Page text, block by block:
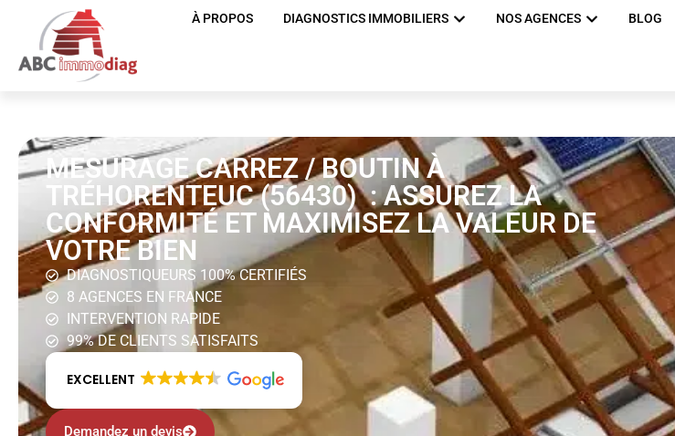
À PROPOS DIAGNOSTICS IMMOBILIERS NOS AGENCES BLOG
MESURAGE CARREZ / BOUTIN À
TRÉHORENTEUC (56430) : ASSUREZ LA
CONFORMITÉ ET MAXIMISEZ LA VALEUR DE
VOTRE BIEN
DIAGNOSTIQUEURS 100% CERTIFIÉS
8 AGENCES EN FRANCE
INTERVENTION RAPIDE
99% DE CLIENTS SATISFAITS
EXCELLENT
Demandez un devis